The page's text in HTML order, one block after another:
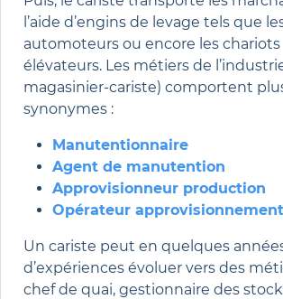
l’aide d’engins de levage tels que
automoteurs ou encore les chariots
élévateurs. Les métiers de
magasinier-cariste) comportent
synonymes :
Manutentionnaire
Agent de manutention
Approvisionneur production
Opérateur approvisionnement
Un cariste peut en quelques
d’expériences évoluer vers des
chef de quai, gestionnaire des